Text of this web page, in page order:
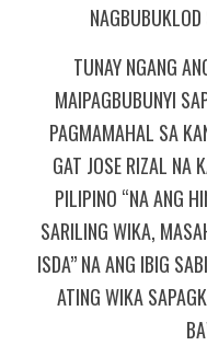
TUNAY NGANG
MAIPAGBUBUNYI
PAGMAMAHAL SA
GAT JOSE RIZAL NA
PILIPINO “NA ANG
SARILING WIKA,
ISDA” NA ANG IBIG
ATING WIKA